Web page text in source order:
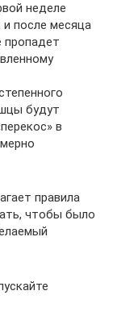
неделе
и после месяца
пропадет
будут
в
правила
чтобы было